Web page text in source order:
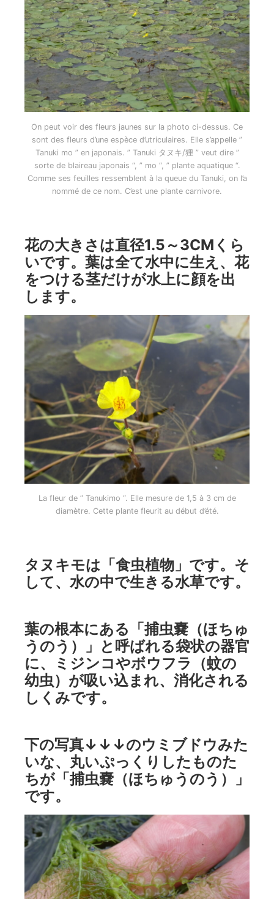
On peut voir des fleurs jaunes sur la photo ci-dessus. Ce
sont des fleurs d’une espèce d’utriculaires. Elle s’appelle ”
Tanuki mo ” en japonais. ” Tanuki タヌキ/狸 ” veut dire ”
sorte de blaireau japonais “, ” mo “, ” plante aquatique “.
Comme ses feuilles ressemblent à la queue du Tanuki, on l’a
nommé de ce nom. C’est une plante carnivore.
花の大きさは直径1.5～3CMくら
いです。葉は全て水中に生え、花
をつける茎だけが水上に顔を出
します。
La fleur de ” Tanukimo “. Elle mesure de 1,5 à 3 cm de
diamètre. Cette plante fleurit au début d’été.
タヌキモは「食虫植物」です。そ
して、水の中で生きる水草です。
葉の根本にある「捕虫嚢（ほちゅ
うのう）」と呼ばれる袋状の器官
に、ミジンコやボウフラ（蚊の
幼虫）が吸い込まれ、消化される
しくみです。
下の写真↓↓↓のウミブドウみた
いな、丸いぷっくりしたものた
ちが「捕虫嚢（ほちゅうのう）」
です。